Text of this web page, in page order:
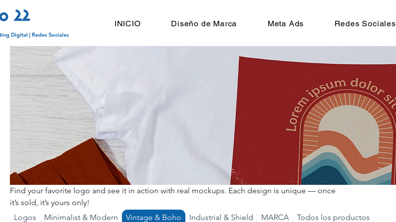
Digital | Redes Sociales
INICIO Diseño de Marca Meta Ads Redes Sociales
Find your favorite logo and see it in action with real mockups. Each design is unique — once
it’s sold, it’s yours only!
Logos
Minimalist & Modern Vintage & Boho Industrial & Shield MARCA Todos los productos